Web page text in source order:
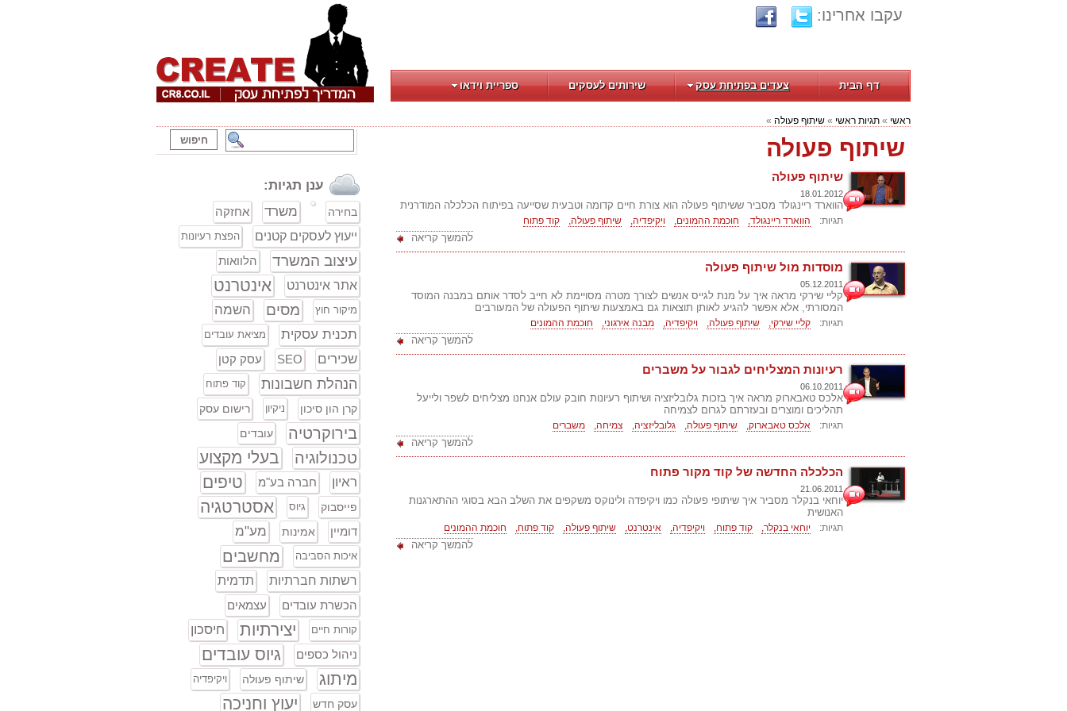
עקבו אחרינו:
דף הבית צעדים בפתיחת עסק שירותים לעסקים ספריית וידאו
ראשי » תגיות ראשי » שיתוף פעולה »
שיתוף פעולה
שיתוף פעולה
18.01.2012
הווארד ריינגולד מסביר ששיתוף פעולה הוא צורת חיים קדומה וטבעית שסייעה בפיתוח הכלכלה המודרנית
תגיות: הווארד ריינגולד, חוכמת ההמונים, ויקיפדיה, שיתוף פעולה, קוד פתוח
להמשך קריאה
מוסדות מול שיתוף פעולה
05.12.2011
קליי שירקי מראה איך על מנת לגייס אנשים לצורך מטרה מסויימת לא חייב לסדר אותם במבנה המוסד
המסורתי, אלא אפשר להגיע לאותן תוצאות גם באמצעות שיתוף הפעולה של המעורבים
תגיות: קליי שירקי, שיתוף פעולה, ויקיפדיה, מבנה אירגוני, חוכמת ההמונים
להמשך קריאה
רעיונות המצליחים לגבור על משברים
06.10.2011
אלכס טאבארוק מראה איך בזכות גלובליזציה ושיתוף רעיונות חובק עולם אנחנו מצליחים לשפר ולייעל
תהליכים ומוצרים ובעזרתם לגרום לצמיחה
תגיות: אלכס טאבארוק, שיתוף פעולה, גלובליזציה, צמיחה, משברים
להמשך קריאה
הכלכלה החדשה של קוד מקור פתוח
21.06.2011
יוחאי בנקלר מסביר איך שיתופי פעולה כמו ויקיפדה ולינוקס משקפים את השלב הבא בסוגי ההתארגנות
האנושית
תגיות: יוחאי בנקלר, קוד פתוח, ויקיפדיה, אינטרנט, שיתוף פעולה, קוד פתוח, חוכמת ההמונים
להמשך קריאה
ענן תגיות:
בחירה משרד
אחזקה
ייעוץ לעסקים קטנים
הפצת רעיונות
עיצוב המשרד
הלוואות
אתר אינטרנט
אינטרנט
מיקור חוץ מסים
השמה
תכנית עסקית
מציאת עובדים
שכירים SEO עסק קטן
הנהלת חשבונות קוד פתוח
קרן הון סיכון ניקיון רישום עסק
בירוקרטיה עובדים
טכנולוגיה בעלי מקצוע
ראיון חברה בע"מ טיפים
פייסבוק גיוס אסטרטגיה
דומיין אמינות מע"מ
איכות הסביבה מחשבים
רשתות חברתיות
תדמית
הכשרת עובדים
עצמאים
קורות חיים יצירתיות חיסכון
ניהול כספים
גיוס עובדים
מיתוג
שיתוף פעולה ויקיפדיה
עסק חדש יעוץ וחניכה